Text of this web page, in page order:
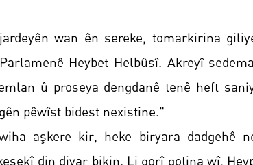
wan ên sereke, tomarkirina
Heybet Helbûsî. Akreyî
û proseya dengdanê tenê heft
pêwîst bidest nexistine."
aşkere kir, heke biryara dadgehê